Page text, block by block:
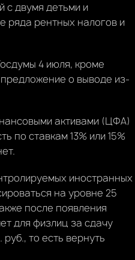
с двумя детьми и
ряда рентных налогов и
4 июля, кроме
о выводе из-
активами (ЦФА)
по ставкам 13% или 15%
иностранных
на уровне 25
после появления
для физлиц за сдачу
то есть вернуть